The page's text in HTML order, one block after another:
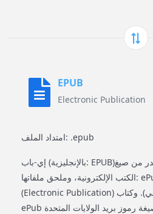
EPUB
Electronic Publication
امتداد الملف: .epub
إي-باب (بالإنجليزية: EPUB)‏ هي صيغة مفتوحة المصدر من صيغ
الكتب الإلكترونية، وملحق ملفاتها: ePub مشتق من العبارة
(Electronic Publication) وتعني: (النشر الإلكتروني). وكتاب
ePub عبارة عن ملف مضغوط بصيغة رموز بريد الولايات المتحدة